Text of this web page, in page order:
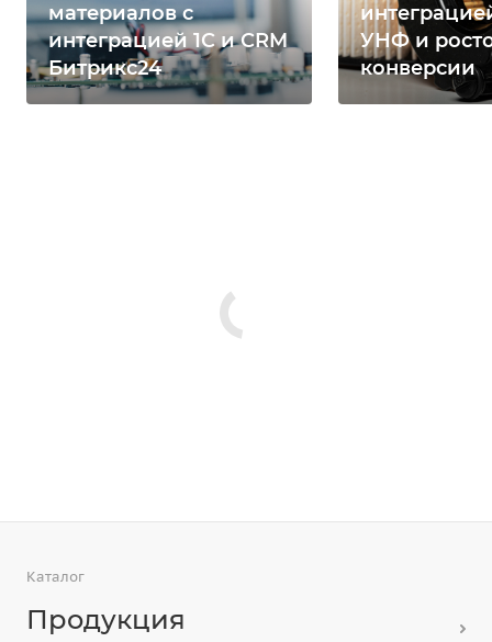
материалов с
интеграцией 1С и CRM
Битрикс24
УНФ и
конверсии
Каталог
Продукция